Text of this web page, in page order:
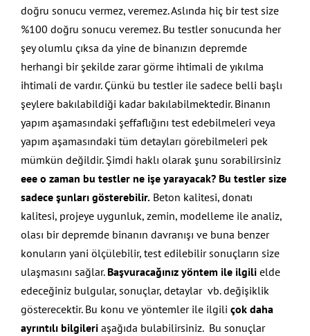
doğru sonucu vermez, veremez. Aslında hiç bir test size
%100 doğru sonucu veremez. Bu testler sonucunda her
şey olumlu çıksa da yine de binanızın depremde
herhangi bir şekilde zarar görme ihtimali de yıkılma
ihtimali de vardır. Çünkü bu testler ile sadece belli başlı
şeylere bakılabildiği kadar bakılabilmektedir. Binanın
yapım aşamasındaki şeffaflığını test edebilmeleri veya
yapım aşamasındaki tüm detayları görebilmeleri pek
mümkün değildir. Şimdi haklı olarak şunu sorabilirsiniz
eee o zaman bu testler ne işe yarayacak? Bu testler size
sadece şunları gösterebilir.Beton kalitesi, donatı
kalitesi, projeye uygunluk, zemin, modelleme ile analiz,
olası bir depremde binanın davranışı ve buna benzer
konuların yani ölçülebilir, test edilebilir sonuçların size
ulaşmasını sağlar. Başvuracağınız yöntem ile ilgilielde
edeceğiniz bulgular, sonuçlar, detaylar vb. değişiklik
gösterecektir. Bu konu ve yöntemler ile ilgili çok daha
ayrıntılı bilgileriaşağıda bulabilirsiniz. Bu sonuçlar